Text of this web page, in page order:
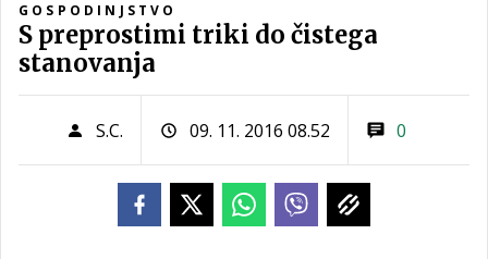
GOSPODINJSTVO
S preprostimi triki do čistega
stanovanja
S.C. 09. 11. 2016 08.52 0